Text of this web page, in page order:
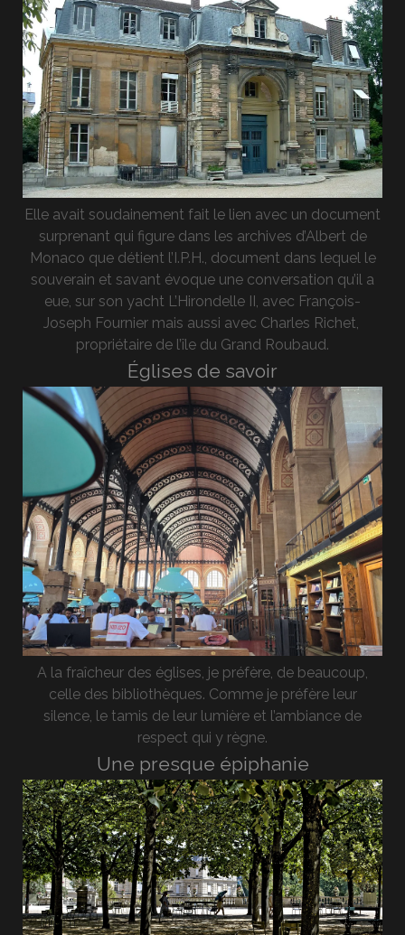
Elle avait soudainement fait le lien avec un document
surprenant qui figure dans les archives d’Albert de
Monaco que détient l’I.P.H., document dans lequel le
souverain et savant évoque une conversation qu’il a
eue, sur son yacht L’Hirondelle II, avec François-
Joseph Fournier mais aussi avec Charles Richet,
propriétaire de l’île du Grand Roubaud.
Églises de savoir
A la fraîcheur des églises, je préfère, de beaucoup,
celle des bibliothèques. Comme je préfère leur
silence, le tamis de leur lumière et l’ambiance de
respect qui y règne.
Une presque épiphanie